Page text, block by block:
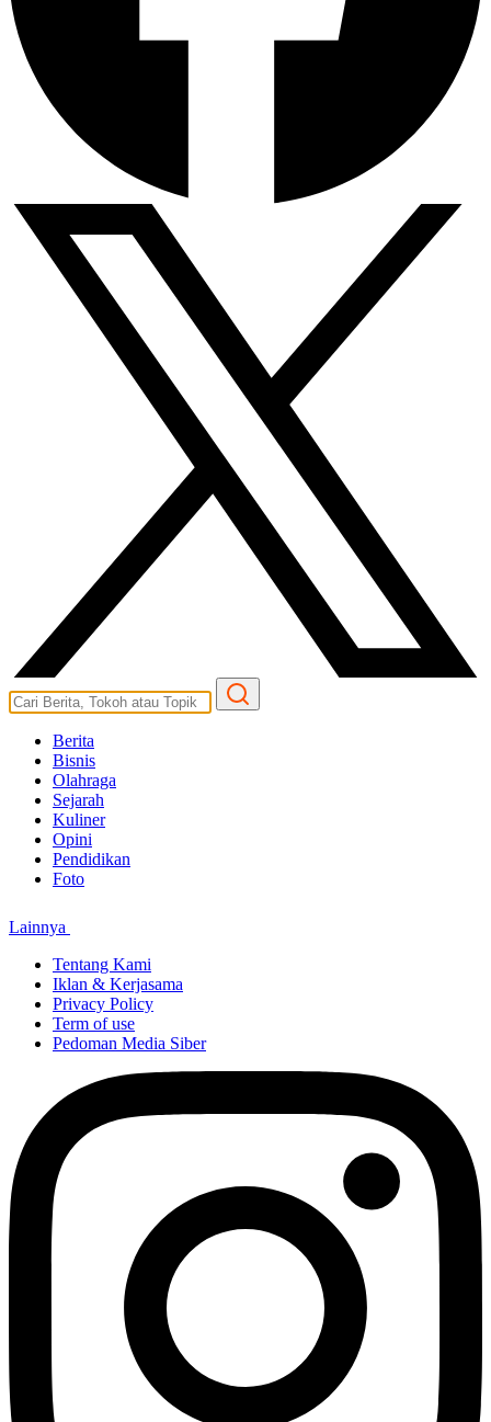
Berita
Bisnis
Olahraga
Sejarah
Kuliner
Opini
Pendidikan
Foto
Lainnya
Tentang Kami
Iklan & Kerjasama
Privacy Policy
Term of use
Pedoman Media Siber